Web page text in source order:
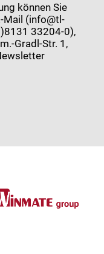
können Sie
Mail (info@tl-
33204-0),
Gradl-Str. 1,